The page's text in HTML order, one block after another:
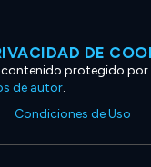
DE
protegido
de autor.
Condiciones de Uso